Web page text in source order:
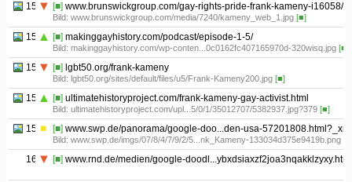
15.06 [■] www.brunswickgroup.com/gay-rights-pride-frank-kameny-i16058/
Bild: www.brunswickgroup.com/media/7240/kameny_web_1.jpg [■]
15.07 [■] makinggayhistory.com/podcast/episode-1-5/
Bild: makinggayhistory.com/wp-conten...0c0162fc407165970d-320wisq.jpg [■]
15.08 [■] lgbt50.org/frank-kameny
Bild: lgbt50.org/sites/default/files/u5/Frank-Kameny200.jpg [■]
15.09 [■] ultimatehistoryproject.com/frank-kameny-gay-activist.html
Bild: ultimatehistoryproject.com/upl...5/0/1/35012707/5382937.jpg?379 [■]
15.1 [■] www.swp.de/panorama/google-doo...den-usa-
Bild: www.swp.de/imgs/07/8/4/7/9/2/5...nk_Kameny-133034d375e9419b.png
16 [■] www.rnd.de/medien/google-doodl...ybxdsiaxzf2joa3nqakklzyxy.html